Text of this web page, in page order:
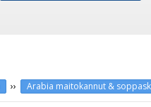
›› Arabia maitokannut &